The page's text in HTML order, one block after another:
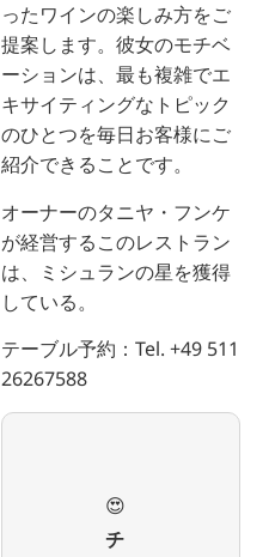
ったワインの楽しみ方をご
提案します。彼女のモチベ
ーションは、最も複雑でエ
キサイティングなトピック
のひとつを毎日お客様にご
紹介できることです。
オーナーのタニヤ・フンケ
が経営するこのレストラン
は、ミシュランの星を獲得
している。
テーブル予約：Tel. +49 511
26267588
😍
チ